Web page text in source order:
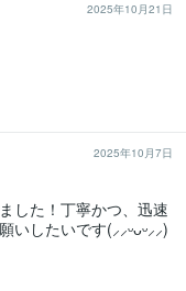
2025年10月21日
2025年10月7日
した！丁寧かつ、迅速
いしたいです(⸝⸝ᵕᴗᵕ⸝⸝)